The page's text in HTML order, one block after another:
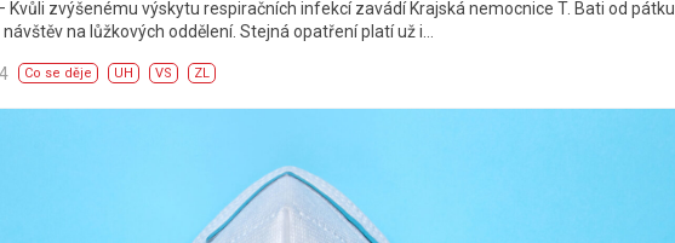
Kvůli zvýšenému výskytu respiračních infekcí zavádí Krajská nemocnice T. Bati od pátku
na lůžkových oddělení. Stejná opatření platí už i…
Co se děje UH VS ZL